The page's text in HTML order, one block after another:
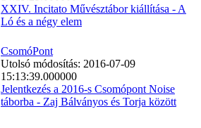
XXIV. Incitato Művésztábor kiállítása - A
Ló és a négy elem
CsomóPont
Utolsó módosítás: 2016-07-09
15:13:39.000000
Jelentkezés a 2016-s Csomópont Noise
táborba - Zaj Bálványos és Torja között